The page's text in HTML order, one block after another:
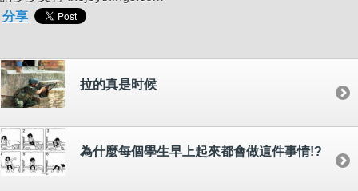
分享
拉的真是时候
為什麼每個學生早上起來都會做這件事情!?